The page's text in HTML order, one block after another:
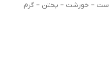
زیاد تا ۱ ساعت – ماست – خورشت – پختن – گرم